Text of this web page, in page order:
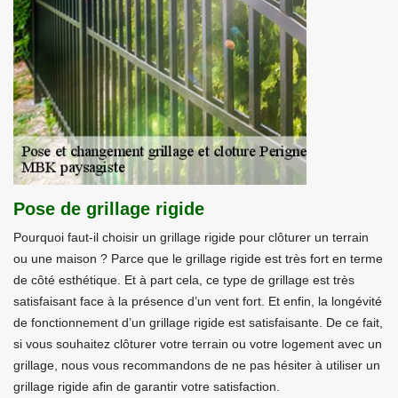
Pose de grillage rigide
Pourquoi faut-il choisir un grillage rigide pour clôturer un terrain
ou une maison ? Parce que le grillage rigide est très fort en terme
de côté esthétique. Et à part cela, ce type de grillage est très
satisfaisant face à la présence d’un vent fort. Et enfin, la longévité
de fonctionnement d’un grillage rigide est satisfaisante. De ce fait,
si vous souhaitez clôturer votre terrain ou votre logement avec un
grillage, nous vous recommandons de ne pas hésiter à utiliser un
grillage rigide afin de garantir votre satisfaction.